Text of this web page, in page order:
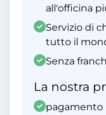
all'officina
Servizio di
tutto il
Senza
La nostra
pagamento